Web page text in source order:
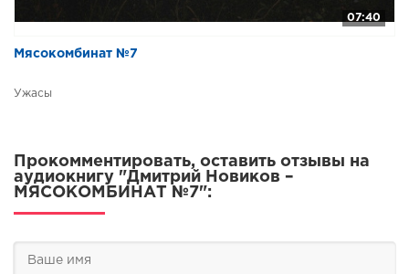
07:40
Мясокомбинат №7
Ужасы
Прокомментировать, оставить отзывы на
аудиокнигу "Дмитрий Новиков –
МЯСОКОМБИНАТ №7":